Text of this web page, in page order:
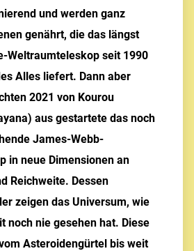
und werden ganz
genährt, die das längst
Weltraumteleskop seit 1990
Alles liefert. Dann aber
2021 von Kourou
aus gestartete das noch
James-Webb-
in neue Dimensionen an
Reichweite. Dessen
zeigen das Universum, wie
noch nie gesehen hat. Diese
Asteroidengürtel bis weit